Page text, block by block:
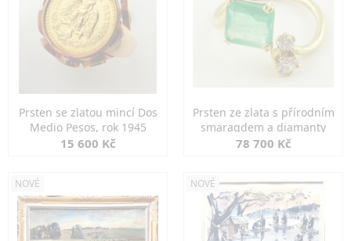
Prsten se zlatou mincí Dos
Medio Pesos, rok 1945
15 600 Kč
Prsten ze zlata s přírodním
smaragdem a diamanty
78 700 Kč
NOVÉ NOVÉ